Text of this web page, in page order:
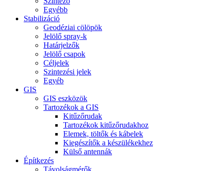
Egyébb
Stabilizáció
Geodéziai cölöpök
Jelölő spray-k
Határjelzők
Jelölő csapok
Céljelek
Szintezési jelek
Egyéb
GIS
GIS eszközök
Tartozékok a GIS
Kitűzőrudak
Tartozékok kitűzőrudakhoz
Elemek, töltők és kábelek
Kiegészítők a készülékekhez
Külső antennák
Építkezés
Távolságmérők